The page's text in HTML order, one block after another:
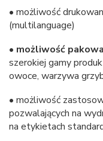
• możliwość
(multilanguage)
• możliwość
szerokiej gamy
owoce, warzywa
• możliwość
pozwalających na
na etykietach